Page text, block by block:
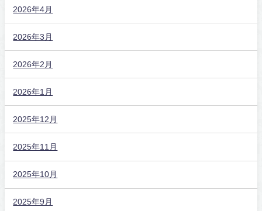
2026年4月
2026年3月
2026年2月
2026年1月
2025年12月
2025年11月
2025年10月
2025年9月